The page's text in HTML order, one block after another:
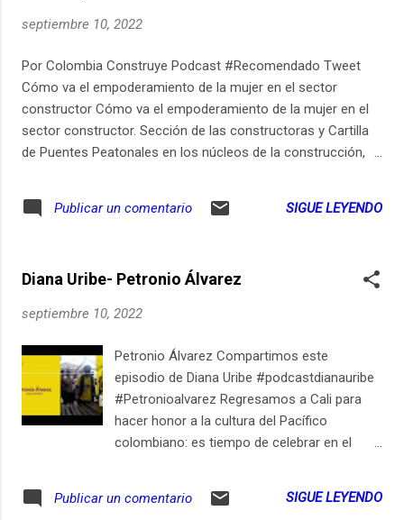
próximo) son obligatorias. Sencillas
de su marca frente a los clientes. Hacer
mercadeo y publicidad puede ser pesado y
costoso. Las estrategias de mercadeo a
bajo costo (o gratis), que se presentan en
"Las 20 estrategias de marketing para
las empresas para incrementar sus ventas.
septiembre 10, 2022
Por Colombia Construye Podcast #Recomendado Tweet
Cómo va el empoderamiento de la mujer en el sector
constructor Cómo va el empoderamiento de la mujer en el
sector constructor. Sección de las constructoras y Cartilla
de Puentes Peatonales en los núcleos de la construcción,
los eventos de la semana.
Publicar un comentario SIGUE LEYENDO
Diana Uribe- Petronio Álvarez
septiembre 10, 2022
Petronio Álvarez Compartimos este
episodio de Diana Uribe #podcastdianauribe
#Petronioalvarez Regresamos a Cali para
hacer honor a la cultura del Pacífico
colombiano: es tiempo de celebrar en el
tiene el mundo Pacífico en nuestra identidad,
Publicar un comentario SIGUE LEYENDO